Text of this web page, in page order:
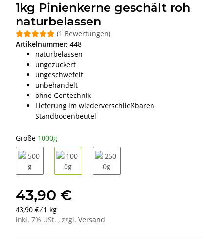
1kg Pinienkerne geschält roh
naturbelassen
(1 Bewertungen)
Artikelnummer: 448
naturbelassen
ungezuckert
ungeschwefelt
unbehandelt
ohne Gentechnik
Lieferung im wiederverschließbaren
Standbodenbeutel
Größe 1000g
43,90 €
43,90 € ⁄ 1 kg
inkl. 7% USt. , zzgl. Versand